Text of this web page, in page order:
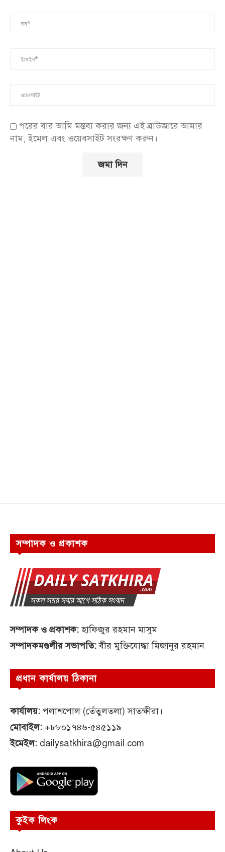
পরের বার আমি মন্তব্য করার জন্য এই ব্রাউজারে আমার
নাম, ইমেল এবং ওয়েবসাইট সংরক্ষণ করুন।
সম্পাদক ও প্রকাশক
সম্পাদক ও প্রকাশক:হাফিজুর রহমান মাসুম
সম্পাদকমণ্ডলীর সভাপতি:বীর মুক্তিযোদ্ধা মিজানুর রহমান
প্রধান কার্যালয় ঠিকানা
কার্যালয়: পলাশপোল (তেঁতুলতলা) সাতক্ষীরা।
মোবাইল: +৮৮০১৭৪৬-৫৪৫১১৯
ইমেইল: dailysatkhira@gmail.com
কুইক লিংক